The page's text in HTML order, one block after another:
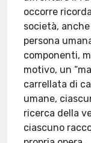
occorre
società,
persona
componenti,
motivo, un
carrellata di
umane,
ricerca della
ciascuno